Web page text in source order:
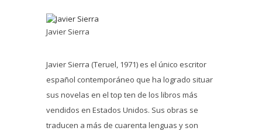
Javier Sierra
Javier Sierra (Teruel, 1971) es el único escritor
español contemporáneo que ha logrado situar
sus novelas en el top ten de los libros más
vendidos en Estados Unidos. Sus obras se
traducen a más de cuarenta lenguas y son